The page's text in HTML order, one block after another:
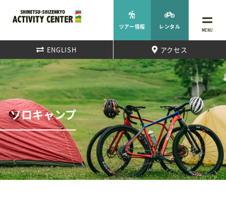
MENU
ツアー情報 レンタル
ENGLISH アクセス
ソロキャンプ